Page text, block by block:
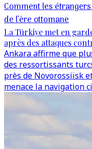
Comment les
de l’ère ottomane
La Türkiye met en
après des attaques
Ankara affirme que
des ressortissants
près de Novorossiïsk
menace la navigation